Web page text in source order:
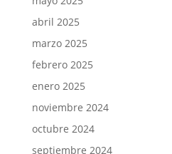
abril 2025
marzo 2025
febrero 2025
enero 2025
noviembre 2024
octubre 2024
septiembre 2024